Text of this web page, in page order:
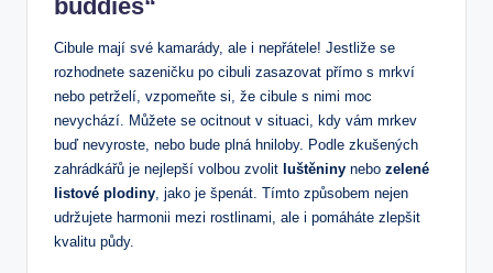
buddies“
Cibule mají své kamarády, ale i nepřátele! Jestliže se
rozhodnete sazeničku po cibuli zasazovat přímo s mrkví
nebo petrželí, vzpomeňte si, že cibule s nimi moc
nevychází. Můžete se ocitnout v situaci, kdy vám mrkev
buď nevyroste, nebo bude plná hniloby. Podle zkušených
zahrádkářů je nejlepší volbou zvolit luštěniny nebo zelené
listové plodiny , jako je špenát. Tímto způsobem nejen
udržujete harmonii mezi rostlinami, ale i pomáháte zlepšit
kvalitu půdy.